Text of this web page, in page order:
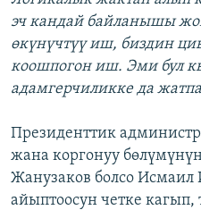
эч кандай байланышы
өкүнүчтүү иш, биздин
коошпогон иш. Эми бул
адамгерчиликке да
Президенттик
жана коргонуу
Жанузаков болсо Исмаил
айыптоосун четке кагып,